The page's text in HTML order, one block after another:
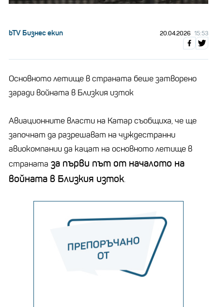
bTV Бизнес екип 20.04.2026 15:53
Основното летище в страната беше затворено
заради войната в Близкия изток
Авиационните власти на Катар съобщиха, че ще
започнат да разрешават на чуждестранни
авиокомпании да кацат на основното летище в
страната за първи път от началото на
войната в Близкия изток.